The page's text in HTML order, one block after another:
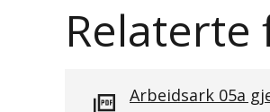
Relaterte
Arbeidsark 05a